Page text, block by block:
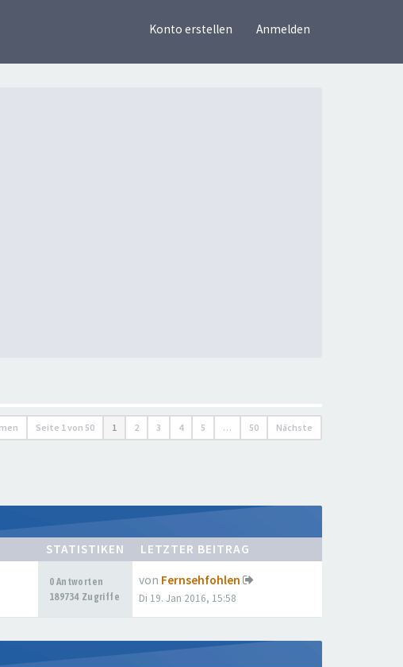
Konto erstellen Anmelden
Seite 1von 50 1 2 3 4 5 … 50 Nächste
STATISTIKEN LETZTER BEITRAG
0 Antworten
189734 Zugriffe
von Fernsehfohlen
Di 19. Jan 2016, 15:58